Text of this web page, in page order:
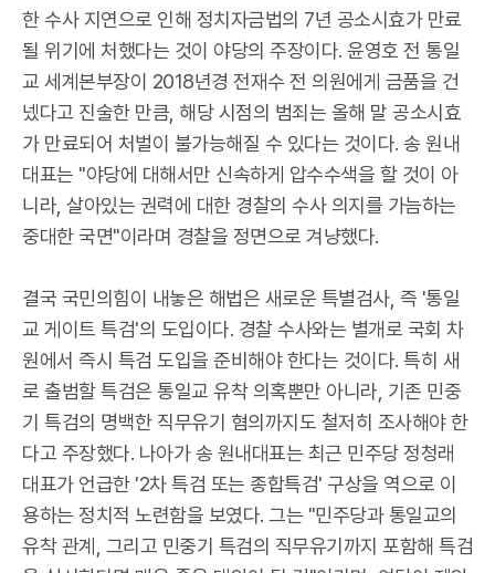
한 수사 지연으로 인해 정치자금법의 7년 공소시효가 만료
될 위기에 처했다는 것이 야당의 주장이다. 윤영호 전 통일
교 세계본부장이 2018년경 전재수 전 의원에게 금품을 건
넸다고 진술한 만큼, 해당 시점의 범죄는 올해 말 공소시효
가 만료되어 처벌이 불가능해질 수 있다는 것이다. 송 원내
대표는 "야당에 대해서만 신속하게 압수수색을 할 것이 아
니라, 살아있는 권력에 대한 경찰의 수사 의지를 가늠하는
중대한 국면"이라며 경찰을 정면으로 겨냥했다.
결국 국민의힘이 내놓은 해법은 새로운 특별검사, 즉 '통일
교 게이트 특검'의 도입이다. 경찰 수사와는 별개로 국회 차
원에서 즉시 특검 도입을 준비해야 한다는 것이다. 특히 새
로 출범할 특검은 통일교 유착 의혹뿐만 아니라, 기존 민중
기 특검의 명백한 직무유기 혐의까지도 철저히 조사해야 한
다고 주장했다. 나아가 송 원내대표는 최근 민주당 정청래
대표가 언급한 '2차 특검 또는 종합특검' 구상을 역으로 이
용하는 정치적 노련함을 보였다. 그는 "민주당과 통일교의
유착 관계, 그리고 민중기 특검의 직무유기까지 포함해 특검